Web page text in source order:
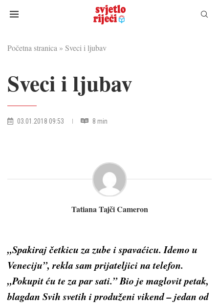
Početna stranica » Sveci i ljubav
Sveci i ljubav
03.01.2018 09:53 8 min
Tatiana Tajči Cameron
„Spakiraj četkicu za zube i spavaćicu. Idemo u
Veneciju”, rekla sam prijateljici na telefon.
„Pokupit ću te za par sati.” Bio je maglovit petak,
blagdan Svih svetih i produženi vikend – jedan od